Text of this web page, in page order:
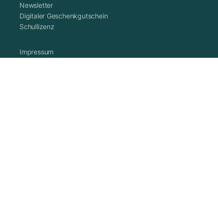
Newsletter
Digitaler Geschenkgutschein
Schullizenz
Impressum